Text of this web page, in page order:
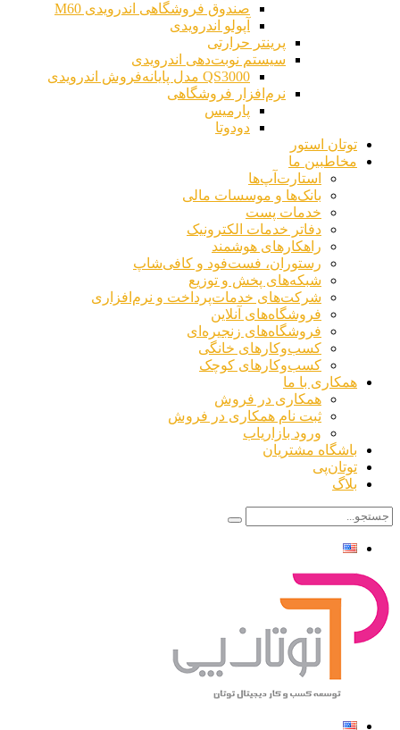
صندوق فروشگاهی اندرویدی M60
آپولو اندرویدی
پرینتر حرارتی
سیستم نوبت‌دهی اندرویدی
QS3000 مدل پایانه‌فروش اندرویدی
نرم‌افزار فروشگاهی
پارمیس
دودوتا
توتان استور
مخاطبین ما
استارت‌آپ‌ها
بانک‌ها و موسسات مالی
خدمات پست
دفاتر خدمات الکترونیک
راهکارهای هوشمند
رستوران، فست‌فود و کافی‌شاپ
شبکه‌های پخش و توزیع
شرکت‌های خدمات‌پرداخت و نرم‌افزاری
فروشگاه‌های آنلاین
فروشگاه‌های زنجیره‌ای
کسب‌وکارهای خانگی
کسب‌وکارهای کوچک
همکاری با ما
همکاری در فروش
ثبت نام همکاری در فروش
ورود بازاریاب
باشگاه مشتریان
توتان‌پی
بلاگ